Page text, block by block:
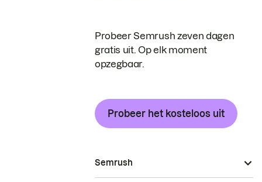
Probeer Semrush zeven dagen
gratis uit. Op elk moment
opzegbaar.
Probeer het kosteloos uit
Semrush